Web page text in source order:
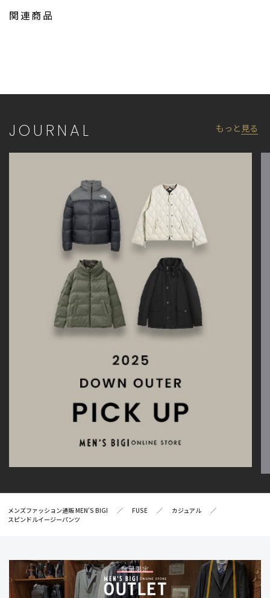
※画像はサンプルのため、色味やサイズ等の仕様が変更になる場
関連商品
JOURNAL もっと 見る
メンズファッション通販 MEN'S BIGI FUSE
カジュアル
スピンドルイージーパンツ